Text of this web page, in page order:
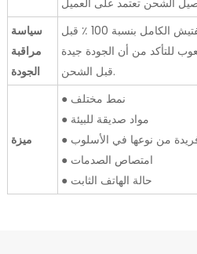
سياسة
مراقبة
الجودة
جميع المنتجات ستكون التفتيش الكامل بنسبة 100 ٪ قبل
لدينا ما لا يقل عن 5 شعوب للتأكد من أن الجودة جيدة
قبل الشحن.
ميزة
● نمط مختلف
● مواد صديقة للبيئة
فريدة من نوعها في الأسلوب
● امتصاص الصدمات
● حالة الهاتف الثابت